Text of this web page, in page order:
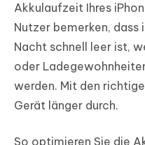
Akkulaufzeit Ihres
Nutzer bemerken, dass
Nacht schnell leer ist,
oder
werden. Mit den
Gerät länger durch.
So optimieren Sie die